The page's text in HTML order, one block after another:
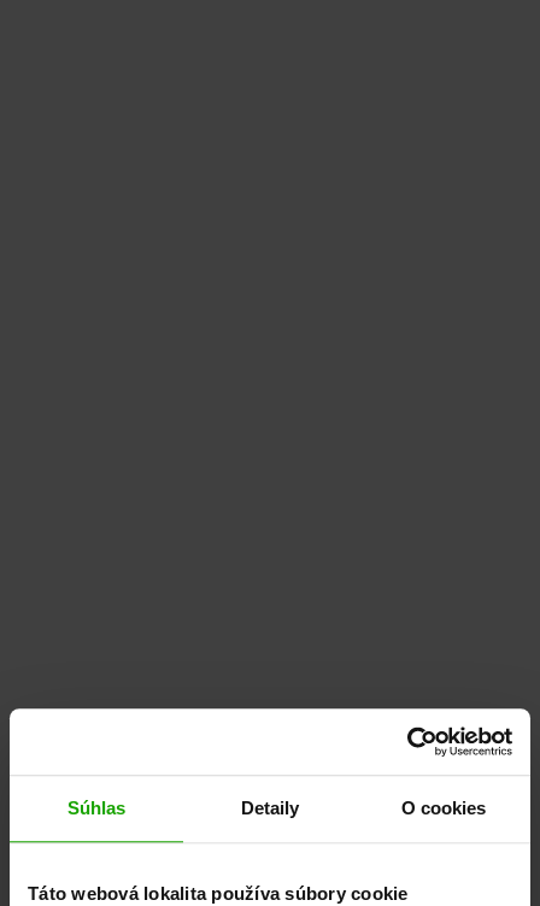
Súhlas Detaily O cookies
Táto webová lokalita používa súbory cookie